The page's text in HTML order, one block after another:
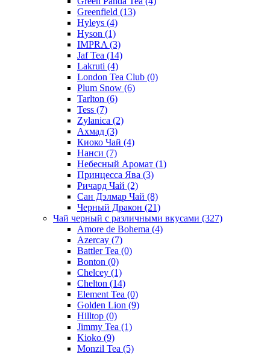
Greenfield (13)
Hyleys (4)
Hyson (1)
IMPRA (3)
Jaf Tea (14)
Lakruti (4)
London Tea Club (0)
Plum Snow (6)
Tarlton (6)
Tess (7)
Zylanica (2)
Ахмад (3)
Киоко Чай (4)
Нанси (7)
Небесный Аромат (1)
Принцесса Ява (3)
Ричард Чай (2)
Сан Дэлмар Чай (8)
Черный Дракон (21)
Чай черный с различными вкусами (327)
Amore de Bohema (4)
Azercay (7)
Battler Tea (0)
Bonton (0)
Chelcey (1)
Chelton (14)
Element Tea (0)
Golden Lion (9)
Hilltop (0)
Jimmy Tea (1)
Kioko (9)
Monzil Tea (5)